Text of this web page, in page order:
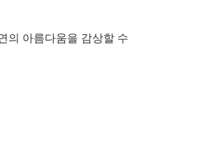
의 아름다움을 감상할 수